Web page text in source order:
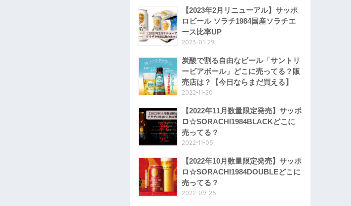
【2023年2月リニューアル】サッポ
ロビール ソラチ1984国産ソラチエ
ース比率UP
2023-01-29
炭酸で割る自由なビール「サントリ
ービアボール」どこに売ってる？販
売店は？【今日ならまだ買える】
2022-11-20
【2022年11月数量限定発売】サッポ
ロ☆SORACHI1984BLACKどこに
売ってる？
2022-11-05
【2022年10月数量限定発売】サッポ
ロ☆SORACHI1984DOUBLEどこに
売ってる？
2022-09-25